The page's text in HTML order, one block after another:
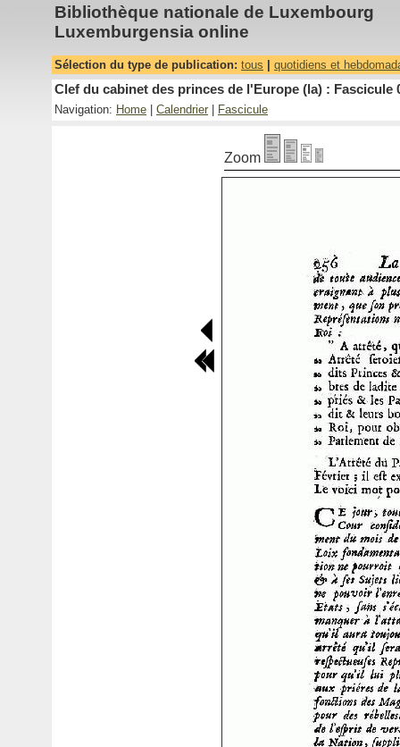
Bibliothèque nationale de Luxembourg
Luxemburgensia online
Sélection du type de publication: tous quotidiens et
Clef du cabinet des princes de l'Europe (la) : Fascicule
Navigation: Home Calendrier Fascicule
Zoom